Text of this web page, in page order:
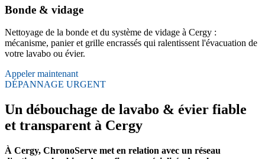
Bonde & vidage
Nettoyage de la bonde et du système de vidage à Cergy :
mécanisme, panier et grille encrassés qui ralentissent l'évacuation de
votre lavabo ou évier.
Appeler maintenant
DÉPANNAGE URGENT
Un débouchage de lavabo & évier fiable
et transparent à Cergy
À Cergy, ChronoServe met en relation avec un réseau